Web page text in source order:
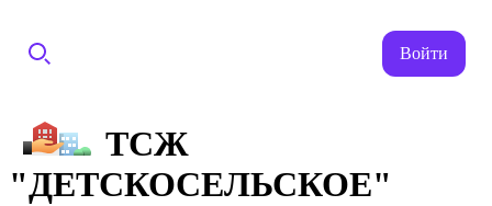
Войти
ТСЖ
"ДЕТСКОСЕЛЬСКОЕ"